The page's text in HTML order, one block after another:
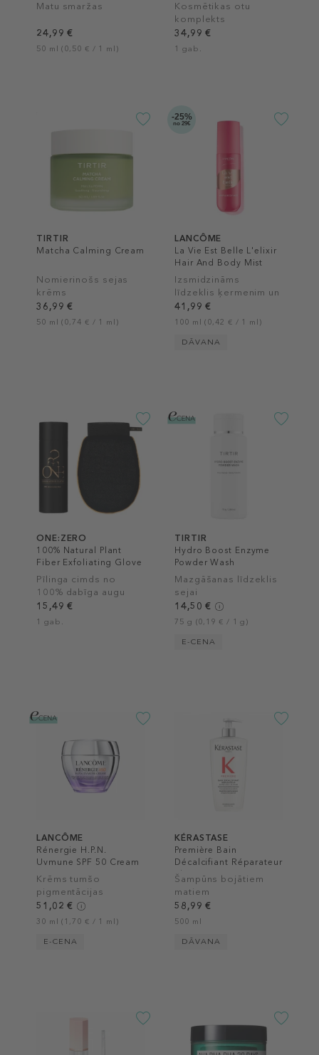
Matu smaržas
24,99 €
50 ml (0,50 € / 1 ml)
Kosmētikas otu
komplekts
34,99 €
1 gab.
TIRTIR
Matcha Calming Cream
Nomierinošs sejas
krēms
36,99 €
50 ml (0,74 € / 1 ml)
-25%
no 29€
LANCÔME
La Vie Est Belle L'elixir
Hair And Body Mist
Izsmidzināms
līdzeklis ķermenim un
matiem
41,99 €
100 ml (0,42 € / 1 ml)
DĀVANA
ONE:ZERO
100% Natural Plant
Fiber Exfoliating Glove
Pīlinga cimds no
100% dabīga augu
šķiedras
15,49 €
1 gab.
TIRTIR
Hydro Boost Enzyme
Powder Wash
Mazgāšanas līdzeklis
sejai
14,50 €
75 g (0,19 € / 1 g)
E-CENA
LANCÔME
Rénergie H.P.N.
Uvmune SPF 50 Cream
Krēms tumšo
pigmentācijas
plankumu koriģēšanai
51,02 €
30 ml (1,70 € / 1 ml)
E-CENA
KÉRASTASE
Première Bain
Décalcifiant Réparateur
Shampoo
Šampūns bojātiem
matiem
58,99 €
500 ml
DĀVANA